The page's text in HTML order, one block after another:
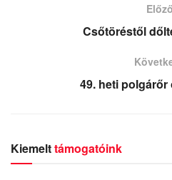
Előző
Csőtöréstől
49. heti
Kiemelttámogatóink